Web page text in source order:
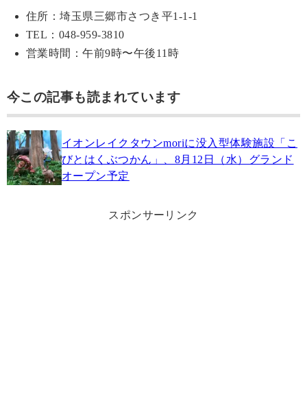
住所：埼玉県三郷市さつき平1-1-1
TEL：048-959-3810
営業時間：午前9時〜午後11時
今この記事も読まれています
イオンレイクタウンmoriに没入型体験施設「こ
びとはくぶつかん」、8月12日（水）グランド
オープン予定
スポンサーリンク